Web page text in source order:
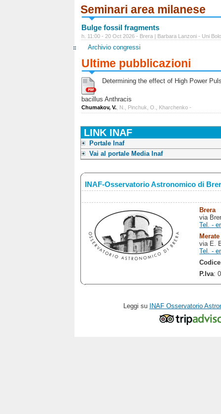
Seminari area milanese
Bulge fossil fragments
h. 11:00 - 20 Oct 2026 - Brera | Barbara Lanzoni - Uni
Archivio congressi
Ultime pubblicazioni
Determining the effect of High Power
bacillus Anthracis
Chumakov, V. , N., Pinchuk, O., Kharchenko -
LINK INAF
Portale Inaf
Vai al portale Media Inaf
INAF-Osservatorio Astronomico di
Brera
via
Tel. -
Merate
via E.
Tel. -
P.Iva:
Leggi su INAF Osservatorio